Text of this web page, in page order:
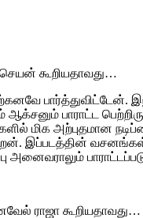
கூறியதாவது…
பார்த்துவிட்டேன்.
ஆக்சனும் பாராட்ட
மிக அற்புதமான
இப்படத்தின்
அனைவராலும்
ராஜா கூறியதாவது…